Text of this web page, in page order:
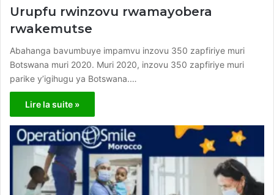
Urupfu rwinzovu rwamayobera
rwakemutse
Abahanga bavumbuye impamvu inzovu 350 zapfiriye muri
Botswana muri 2020. Muri 2020, inzovu 350 zapfiriye muri
parike y’igihugu ya Botswana.…
Lire la suite »